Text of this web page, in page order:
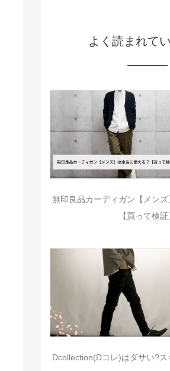
よく読まれて
無印良品カーディガン【メンズ
【買って検証
Dcollection(Dコレ)はダサい?